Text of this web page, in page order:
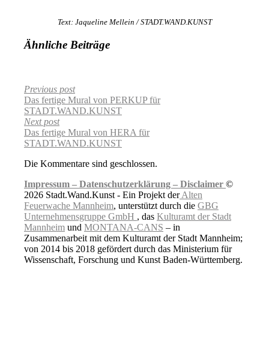
Text: Jaqueline Mellein / STADT.WAND.KUNST
Ähnliche Beiträge
Previous post
Das fertige Mural von PERKUP für
STADT.WAND.KUNST
Next post
Das fertige Mural von HERA für
STADT.WAND.KUNST
Die Kommentare sind geschlossen.
Impressum – Datenschutzerklärung – Disclaimer ©
2026 Stadt.Wand.Kunst - Ein Projekt derAlten
Feuerwache Mannheim, unterstützt durch die GBG
Unternehmensgruppe GmbH , das Kulturamt der Stadt
Mannheim und MONTANA-CANS – in
Zusammenarbeit mit dem Kulturamt der Stadt Mannheim;
von 2014 bis 2018 gefördert durch das Ministerium für
Wissenschaft, Forschung und Kunst Baden-Württemberg.